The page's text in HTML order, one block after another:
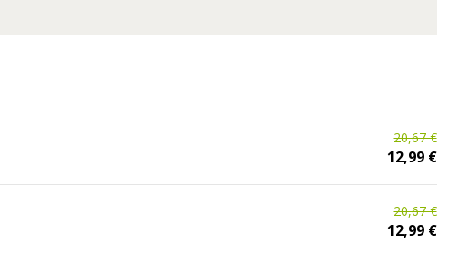
20,67 €
12,99 €
20,67 €
12,99 €